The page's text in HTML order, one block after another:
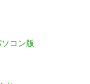
コン版